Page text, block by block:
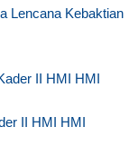
Lencana Kebaktian
II HMI HMI